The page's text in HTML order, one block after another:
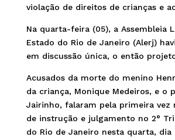
violação de direitos de crianças e
Na quarta-feira (05), a Assembleia
Estado do Rio de Janeiro (Alerj)
em discussão única, o então
Acusados da morte do menino
da criança, Monique Medeiros, e o
Jairinho, falaram pela primeira vez
de instrução e julgamento no 2°
do Rio de Janeiro nesta quarta, dia